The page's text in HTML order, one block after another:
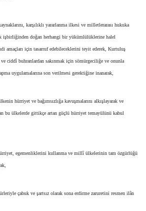
karşılıklı yararlanma ilkesi ve milletlerarası hukuka
işbirliğinden doğan herhangi bir yükümlülüklerine halel
amaçları için tasarruf edebileceklerini teyit ederek, Kurtuluş
ciddî buhranlardan sakınmak için sömürgeciliğe ve onunla
uygulamalarına son verilmesi gerektiğine inanarak,
hürriyet ve bağımsızlığa kavuşmalarını alkışlayarak ve
bu ülkelerde gittikçe artan güçlü hürriyet temayülünü kabul
egemenliklerini kullanma ve millî ülkelerinin tam özgürlüğü
çabuk ve şartsız olarak sona erdirme zaruretini resmen ilân